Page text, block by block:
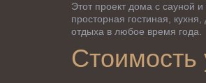
Этот проект дома с сауной
просторная гостиная,
отдыха в любое время года.
Стоимость